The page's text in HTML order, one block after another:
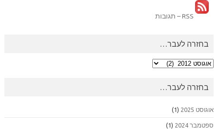
RSS – תגובות
בחזרה לעבר…
בחזרה
בחזרה לעבר…
אוגוסט 2025 (1)
ספטמבר 2024 (1)